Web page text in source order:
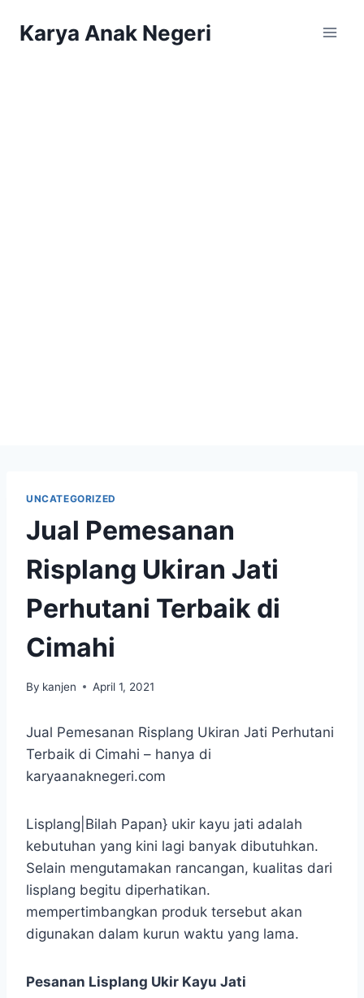
Karya Anak Negeri
UNCATEGORIZED
Jual Pemesanan
Risplang Ukiran Jati
Perhutani Terbaik di
Cimahi
By kanjen April 1, 2021
Jual Pemesanan Risplang Ukiran Jati Perhutani
Terbaik di Cimahi – hanya di
karyaanaknegeri.com
Lisplang|Bilah Papan} ukir kayu jati adalah
kebutuhan yang kini lagi banyak dibutuhkan.
Selain mengutamakan rancangan, kualitas dari
lisplang begitu diperhatikan.
mempertimbangkan produk tersebut akan
digunakan dalam kurun waktu yang lama.
Pesanan Lisplang Ukir Kayu Jati